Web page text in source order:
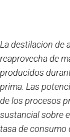
La destilacion de
reaprovecha de
producidos
prima. Las
de los procesos
sustancial sobre
tasa de consumo